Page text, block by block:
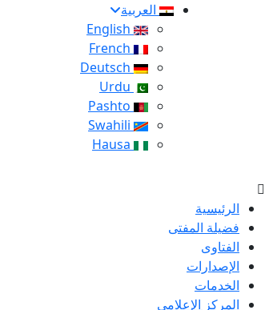
العربية
الرئيسية
فضيلة المفتى
الفتاوى
الإصدارات
الخدمات
المركز الإعلامى